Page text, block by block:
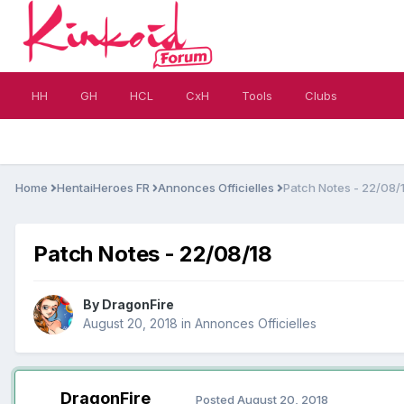
HH GH HCL CxH Tools Clubs
Home HentaiHeroes FR Annonces Officielles Patch Notes - 22/08/
Patch Notes - 22/08/18
By DragonFire
August 20, 2018 in Annonces Officielles
DragonFire Posted August 20, 2018